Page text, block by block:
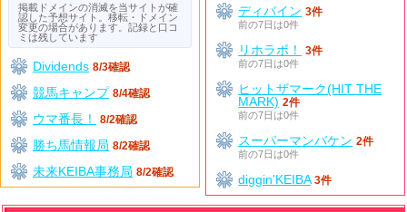
ディバイン 3件
前の7日は0件
リホラボ！
3件
前の7日は0件
ヒットザマーク(HIT THE
MARK) 2件
前の7日は0件
スーパーマンバケン 2件
前の7日は0件
diggin'KEIBA 3件
掲載ドメインの消滅を当サイトが確
認した予想サイト。移転・ドメイン
変更の場合があります。記録と口コ
ミは残しています
Dividends 8/3確認
競馬キャンプ 8/4確認
ウマ番長！ 8/2確認
勝ち馬情報局 8/2確認
未来KEIBA事務局 8/2確認